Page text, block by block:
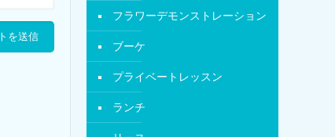
フラワーデモンストレーション
ブーケ
プライベートレッスン
ランチ